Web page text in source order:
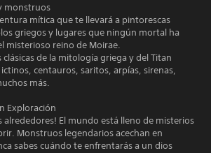
monstruos
mítica que te llevará a pintorescas
griegos y lugares que ningún mortal ha
misterioso reino de Moirae.
de la mitología griega y del Titan
centauros, saritos, arpías, sirenas,
más.
Exploración
alrededores! El mundo está lleno de misterios
Monstruos legendarios acechan en
sabes cuándo te enfrentarás a un dios